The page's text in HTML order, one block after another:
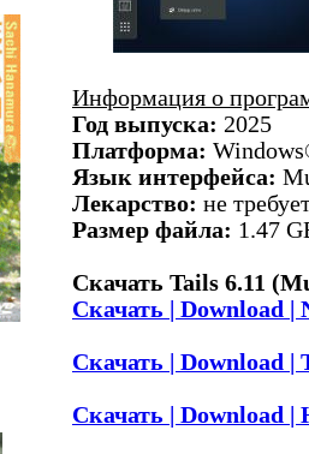
Информация о
Год выпуска: 2025
Платформа:
Язык интерфейса:
Лекарство: не
Размер файла: 1.47
Скачать Tails 6.11
Скачать | Download
Скачать | Download |
Скачать | Download |